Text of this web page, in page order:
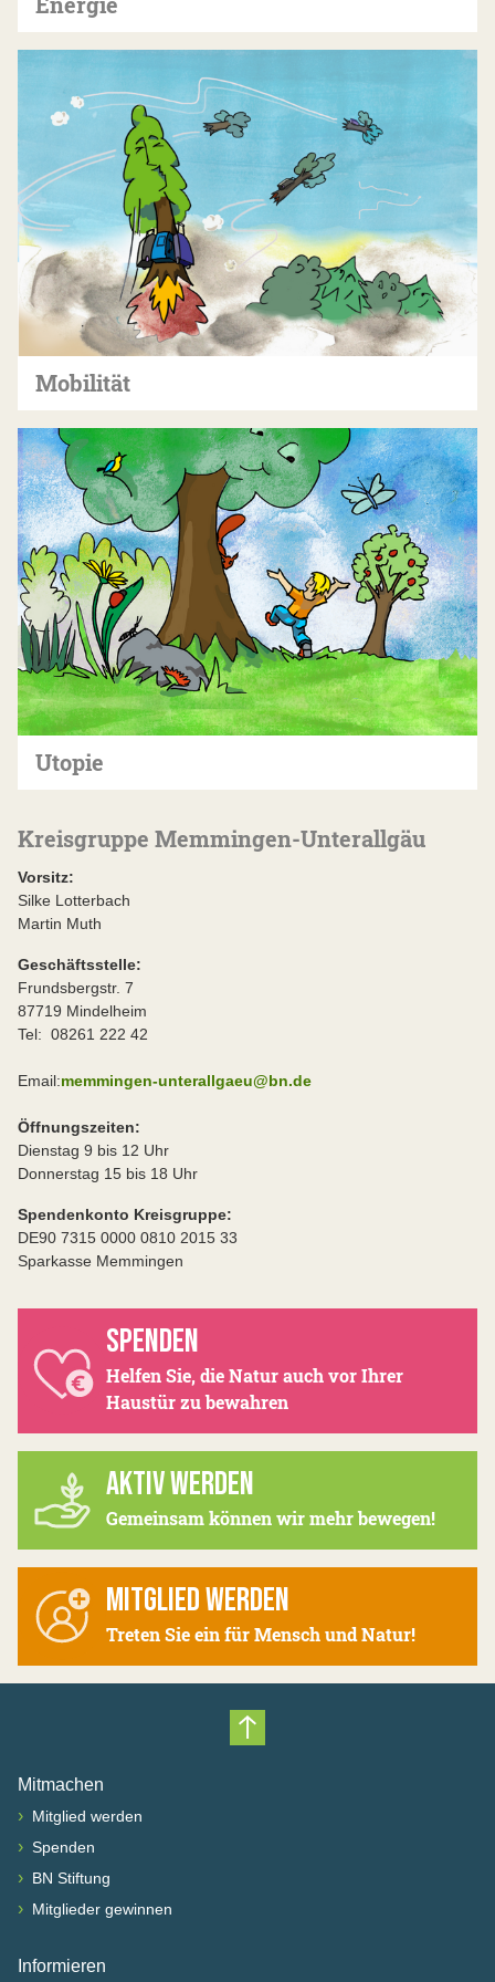
Mobilität
Utopie
Kreisgruppe Memmingen-Unterallgäu
Vorsitz:
Silke Lotterbach
Martin Muth
Geschäftsstelle:
Frundsbergstr. 7
87719 Mindelheim
Tel: 08261 222 42
Email:memmingen-unterallgaeu@bn.de
Öffnungszeiten:
Dienstag 9 bis 12 Uhr
Donnerstag 15 bis 18 Uhr
Spendenkonto Kreisgruppe:
DE90 7315 0000 0810 2015 33
Sparkasse Memmingen
SPENDEN
Helfen Sie, die Natur auch vor Ihrer
Haustür zu bewahren
AKTIV WERDEN
Gemeinsam können wir mehr bewegen!
MITGLIED WERDEN
Treten Sie ein für Mensch und Natur!
Nach oben scrollen
Mitmachen
› Mitglied werden
› Spenden
› BN Stiftung
› Mitglieder gewinnen
Informieren